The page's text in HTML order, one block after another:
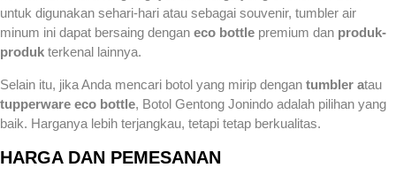
untuk digunakan sehari-hari atau sebagai souvenir, tumbler air
minum ini dapat bersaing dengan eco bottle premium dan produk-
produk terkenal lainnya.
Selain itu, jika Anda mencari botol yang mirip dengan tumbler atau
tupperware eco bottle, Botol Gentong Jonindo adalah pilihan yang
baik. Harganya lebih terjangkau, tetapi tetap berkualitas.
HARGA DAN PEMESANAN